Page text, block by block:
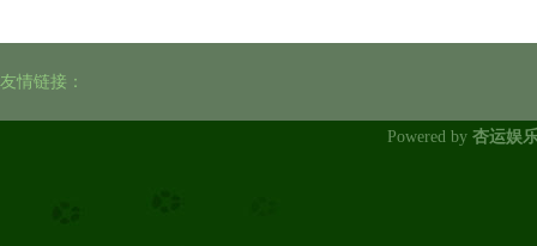
友情链接：
Powered by 杏运娱